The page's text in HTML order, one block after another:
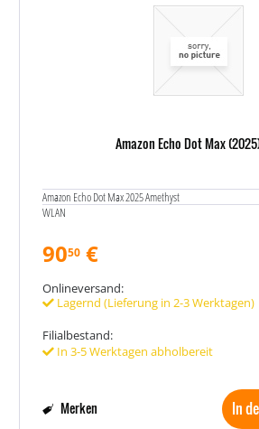
Amazon Echo Dot Max
Amazon Echo Dot Max 2025 Amethyst
WLAN
9050 €
Onlineversand:
Lagernd (Lieferung in 2-3 Werktagen)
Filialbestand:
In 3-5 Werktagen abholbereit
In
Merken